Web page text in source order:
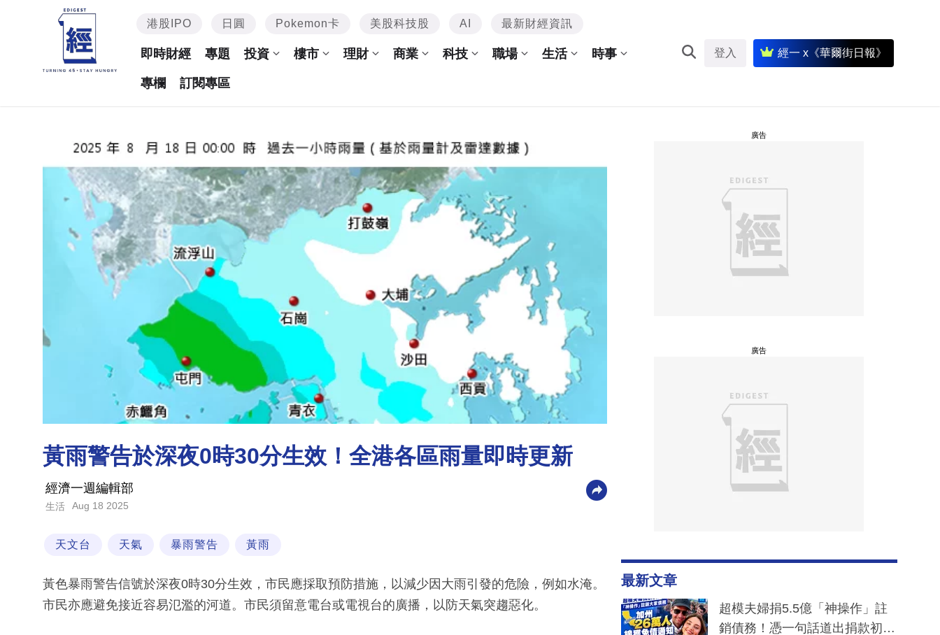
港股IPO 日圓 Pokemon卡 美股科技股 AI 最新財經資訊
即時財經 專題 投資 樓市 理財 商業 科技 職場 生活 時事
專欄 訂閱專區
登入 經一 x《華爾街日報》
黃雨警告於深夜0時30分生效！全港各區雨量即時更新
經濟一週編輯部
生活 Aug 18 2025
天文台 天氣 暴雨警告 黃雨
黃色暴雨警告信號於深夜0時30分生效，市民應採取預防措施，以減少因大雨引發的危險，例如水淹。
市民亦應避免接近容易氾濫的河道。市民須留意電台或電視台的廣播，以防天氣突趨惡化。
廣告
廣告
最新文章
超模夫婦捐5.5億「神操作」註
銷債務！憑一句話道出捐款初